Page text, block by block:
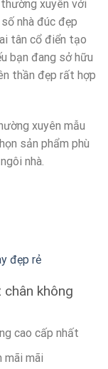
xuyên với
nhà đúc đẹp
tân cổ điển tạo
bạn đang sở hữu
thần đẹp rất hợp
xuyên mẫu
sản phẩm phù
nhà.
đẹp rẻ
chân không
cao cấp nhất
mãi mãi